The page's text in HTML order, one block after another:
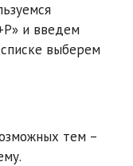
и введем
выберем
тем –